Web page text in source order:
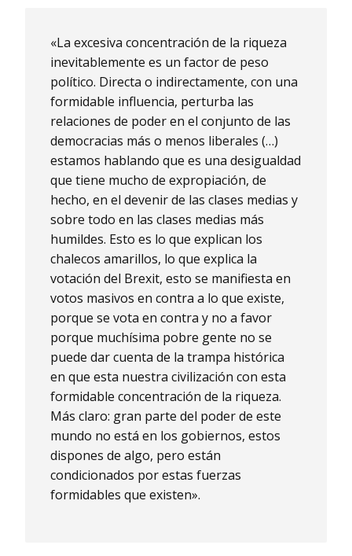
«La excesiva concentración de la riqueza
inevitablemente es un factor de peso
político. Directa o indirectamente, con una
formidable influencia, perturba las
relaciones de poder en el conjunto de las
democracias más o menos liberales (…)
estamos hablando que es una desigualdad
que tiene mucho de expropiación, de
hecho, en el devenir de las clases medias y
sobre todo en las clases medias más
humildes. Esto es lo que explican los
chalecos amarillos, lo que explica la
votación del Brexit, esto se manifiesta en
votos masivos en contra a lo que existe,
porque se vota en contra y no a favor
porque muchísima pobre gente no se
puede dar cuenta de la trampa histórica
en que esta nuestra civilización con esta
formidable concentración de la riqueza.
Más claro: gran parte del poder de este
mundo no está en los gobiernos, estos
dispones de algo, pero están
condicionados por estas fuerzas
formidables que existen».